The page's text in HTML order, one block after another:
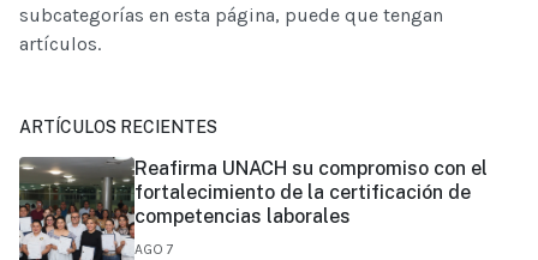
subcategorías en esta página, puede que tengan
artículos.
ARTÍCULOS RECIENTES
Reafirma UNACH su compromiso con el
fortalecimiento de la certificación de
competencias laborales
AGO 7